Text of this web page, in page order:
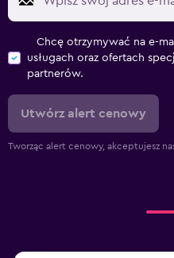
Chcę otrzymywać na e-
usługach oraz ofertach
partnerów.
Utwórz alert cenowy
Tworząc alert cenowy, akceptujesz